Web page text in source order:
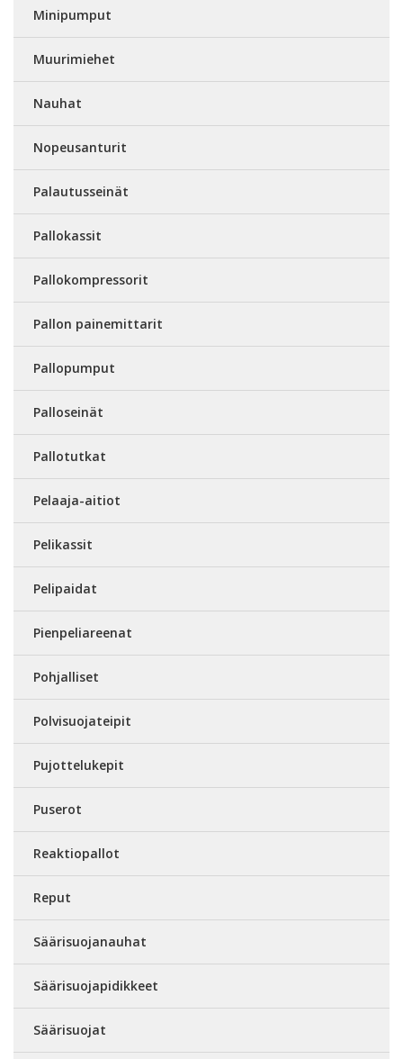
Minipumput
Muurimiehet
Nauhat
Nopeusanturit
Palautusseinät
Pallokassit
Pallokompressorit
Pallon painemittarit
Pallopumput
Palloseinät
Pallotutkat
Pelaaja-aitiot
Pelikassit
Pelipaidat
Pienpeliareenat
Pohjalliset
Polvisuojateipit
Pujottelukepit
Puserot
Reaktiopallot
Reput
Säärisuojanauhat
Säärisuojapidikkeet
Säärisuojat